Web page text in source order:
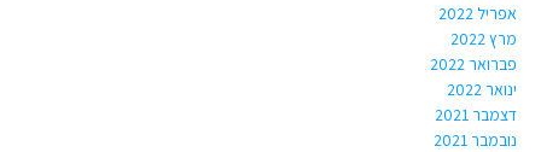
אפריל 2022
מרץ 2022
פברואר 2022
ינואר 2022
דצמבר 2021
נובמבר 2021